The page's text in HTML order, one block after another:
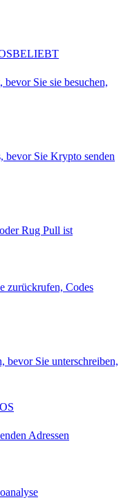
BELIEBT
Sie sie besuchen,
bevor Sie Krypto senden
Rug Pull ist
zurückrufen, Codes
bevor Sie unterschreiben,
Adressen